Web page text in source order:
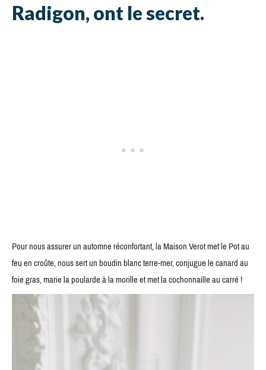
Radigon, ont le secret.
Pour nous assurer un automne réconfortant, la Maison Verot met le Pot au
feu en croûte, nous sert un boudin blanc terre-mer, conjugue le canard au
foie gras, marie la poularde à la morille et met la cochonnaille au carré !